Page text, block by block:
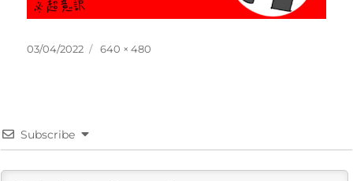
投
03/04/2022
フ
640 × 480
Subscribe